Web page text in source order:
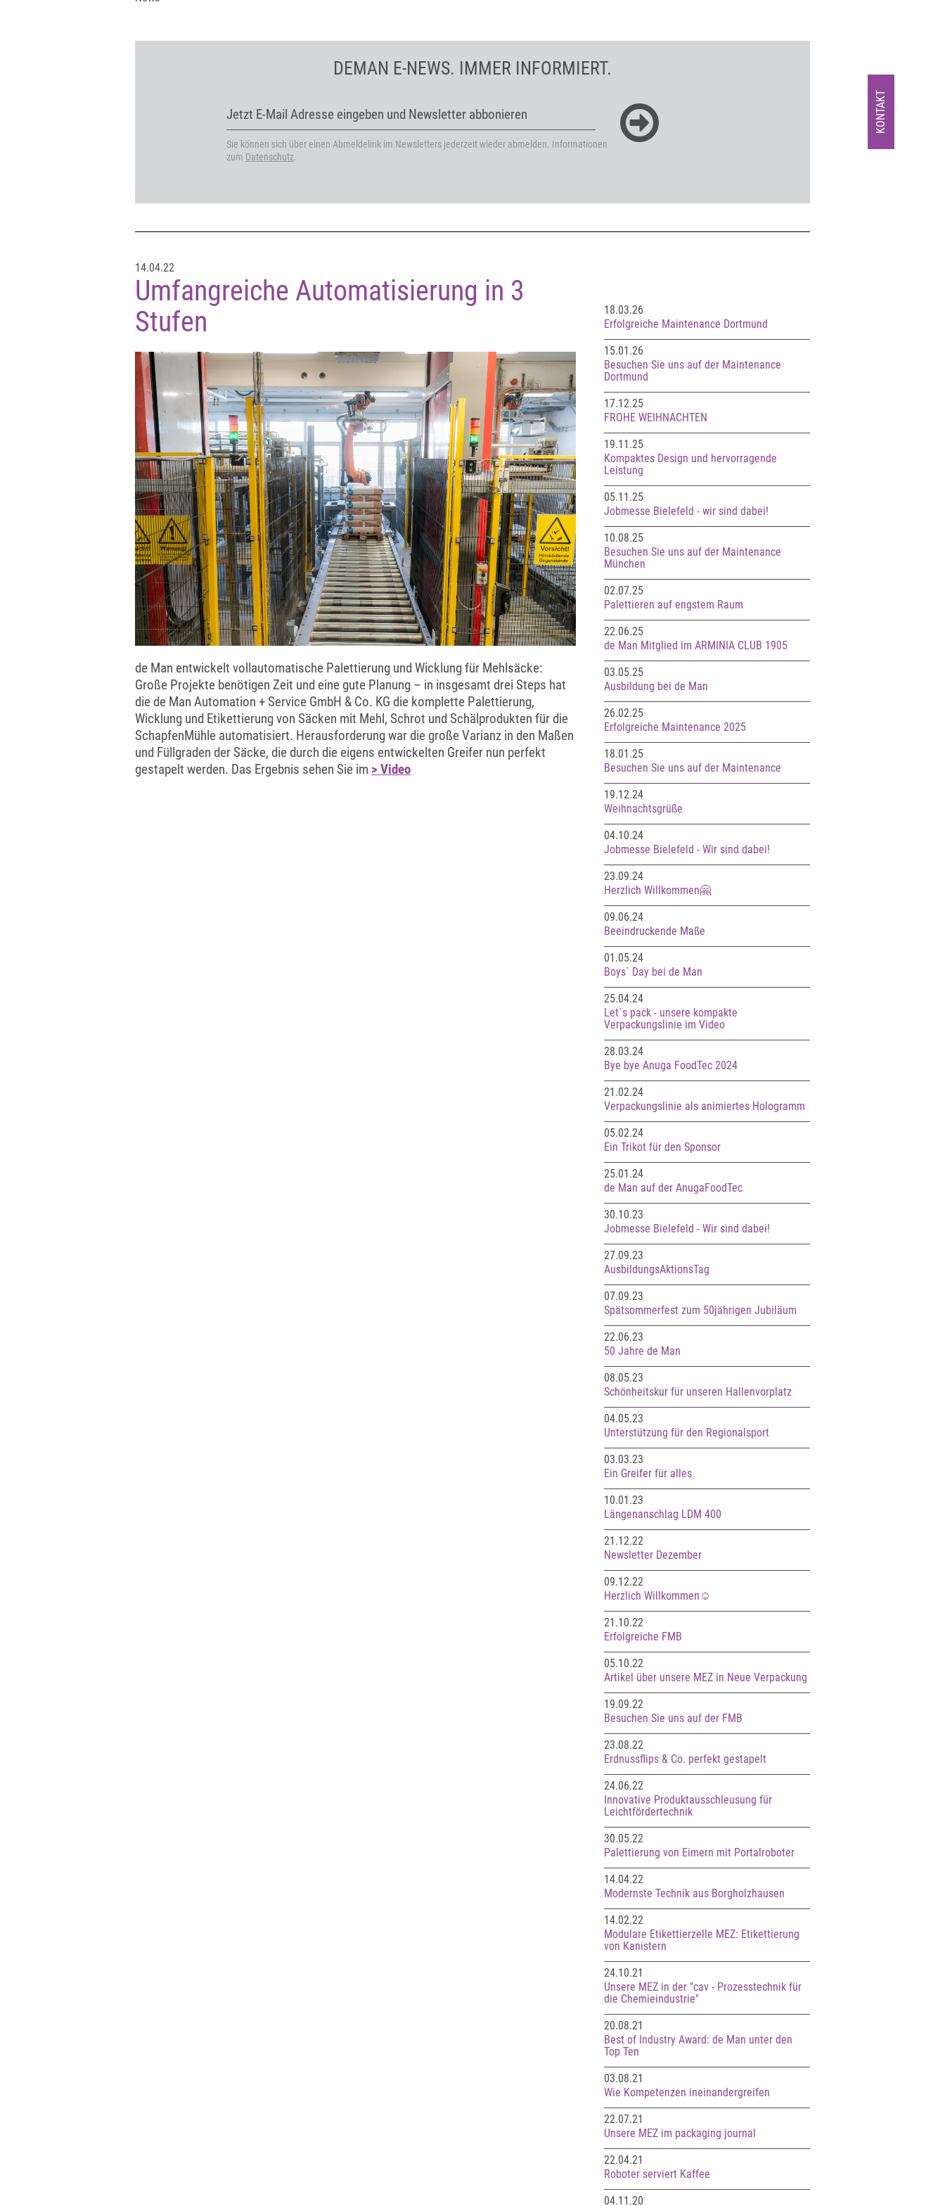
KONTAKT
DEMAN E-NEWS. IMMER INFORMIERT.
Jetzt E-Mail Adresse eingeben und Newsletter abbonieren
Sie können sich über einen Abmeldelink im Newsletters jederzeit wieder abmelden. Informationen
zum Datenschutz.
14.04.22
Umfangreiche Automatisierung in 3
Stufen
de Man entwickelt vollautomatische Palettierung und Wicklung für Mehlsäcke:
Große Projekte benötigen Zeit und eine gute Planung – in insgesamt drei Steps hat
die de Man Automation + Service GmbH & Co. KG die komplette Palettierung,
Wicklung und Etikettierung von Säcken mit Mehl, Schrot und Schälprodukten für die
SchapfenMühle automatisiert. Herausforderung war die große Varianz in den Maßen
und Füllgraden der Säcke, die durch die eigens entwickelten Greifer nun perfekt
gestapelt werden. Das Ergebnis sehen Sie im > Video
18.03.26
Erfolgreiche Maintenance Dortmund
15.01.26
Besuchen Sie uns auf der Maintenance
Dortmund
17.12.25
FROHE WEIHNACHTEN
19.11.25
Kompaktes Design und hervorragende
Leistung
05.11.25
Jobmesse Bielefeld - wir sind dabei!
10.08.25
Besuchen Sie uns auf der Maintenance
München
02.07.25
Palettieren auf engstem Raum
22.06.25
de Man Mitglied im ARMINIA CLUB 1905
03.05.25
Ausbildung bei de Man
26.02.25
Erfolgreiche Maintenance 2025
18.01.25
Besuchen Sie uns auf der Maintenance
19.12.24
Weihnachtsgrüße
04.10.24
Jobmesse Bielefeld - Wir sind dabei!
23.09.24
Herzlich Willkommen🤗
09.06.24
Beeindruckende Maße
01.05.24
Boys` Day bei de Man
25.04.24
Let´s pack - unsere kompakte
Verpackungslinie im Video
28.03.24
Bye bye Anuga FoodTec 2024
21.02.24
Verpackungslinie als animiertes Hologramm
05.02.24
Ein Trikot für den Sponsor
25.01.24
de Man auf der AnugaFoodTec
30.10.23
Jobmesse Bielefeld - Wir sind dabei!
27.09.23
AusbildungsAktionsTag
07.09.23
Spätsommerfest zum 50jährigen Jubiläum
22.06.23
50 Jahre de Man
08.05.23
Schönheitskur für unseren Hallenvorplatz
04.05.23
Unterstützung für den Regionalsport
03.03.23
Ein Greifer für alles
10.01.23
Längenanschlag LDM 400
21.12.22
Newsletter Dezember
09.12.22
Herzlich Willkommen☺️
21.10.22
Erfolgreiche FMB
05.10.22
Artikel über unsere MEZ in Neue Verpackung
19.09.22
Besuchen Sie uns auf der FMB
23.08.22
Erdnussflips & Co. perfekt gestapelt
24.06.22
Innovative Produktausschleusung für
Leichtfördertechnik
30.05.22
Palettierung von Eimern mit Portalroboter
14.04.22
Modernste Technik aus Borgholzhausen
14.02.22
Modulare Etikettierzelle MEZ: Etikettierung
von Kanistern
24.10.21
Unsere MEZ in der "cav - Prozesstechnik für
die Chemieindustrie"
20.08.21
Best of Industry Award: de Man unter den
Top Ten
03.08.21
Wie Kompetenzen ineinandergreifen
22.07.21
Unsere MEZ im packaging journal
22.04.21
Roboter serviert Kaffee
04.11.20